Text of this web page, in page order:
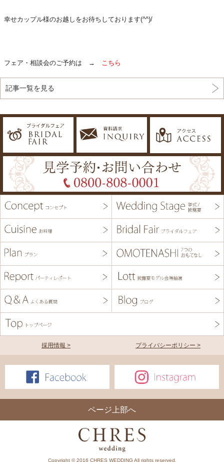
幸せカップル様のお越しをお待ちしております(^^)/
フェア・相談会のご予約は → こちら
記事一覧を見る
採用情報 > プライバシーポリシー >
ページ上部へ
Copyright © 2016 CHRES WEDDING All rights reserved.